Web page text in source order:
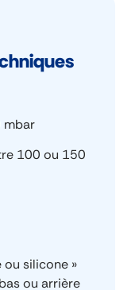
mbar
100 ou 150
ou silicone »
ou arrière